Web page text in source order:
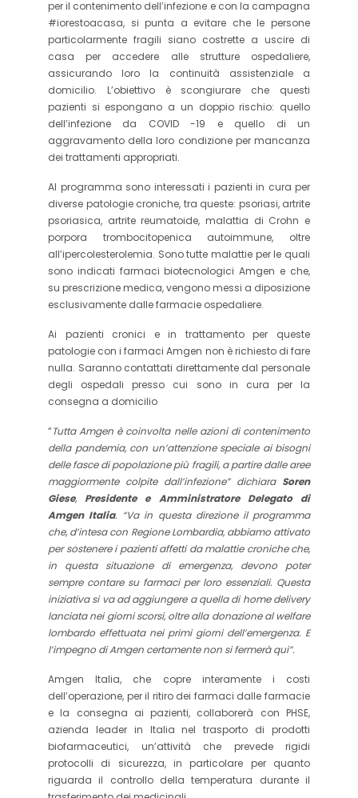
per il contenimento dell’infezione e con la campagna
#iorestoacasa, si punta a evitare che le persone
particolarmente fragili siano costrette a uscire di
casa per accedere alle strutture ospedaliere,
assicurando loro la continuità assistenziale a
domicilio. L’obiettivo è scongiurare che questi
pazienti si espongano a un doppio rischio: quello
dell’infezione da COVID -19 e quello di un
aggravamento della loro condizione per mancanza
dei trattamenti appropriati.
Al programma sono interessati i pazienti in cura per
diverse patologie croniche, tra queste: psoriasi, artrite
psoriasica, artrite reumatoide, malattia di Crohn e
porpora trombocitopenica autoimmune, oltre
all’ipercolesterolemia. Sono tutte malattie per le quali
sono indicati farmaci biotecnologici Amgen e che,
su prescrizione medica, vengono messi a diposizione
esclusivamente dalle farmacie ospedaliere.
Ai pazienti cronici e in trattamento per queste
patologie con i farmaci Amgen non è richiesto di fare
nulla. Saranno contattati direttamente dal personale
degli ospedali presso cui sono in cura per la
consegna a domicilio
“Tutta Amgen è coinvolta nelle azioni di contenimento
della pandemia, con un’attenzione speciale ai bisogni
delle fasce di popolazione più fragili, a partire dalle aree
maggiormente colpite dall’infezione” dichiara Soren
Giese, Presidente e Amministratore Delegato di
Amgen Italia. “Va in questa direzione il programma
che, d’intesa con Regione Lombardia, abbiamo attivato
per sostenere i pazienti affetti da malattie croniche che,
in questa situazione di emergenza, devono poter
sempre contare su farmaci per loro essenziali. Questa
iniziativa si va ad aggiungere a quella di home delivery
lanciata nei giorni scorsi, oltre alla donazione al welfare
lombardo effettuata nei primi giorni dell’emergenza. E
l’impegno di Amgen certamente non si fermerà qui”.
Amgen Italia, che copre interamente i costi
dell’operazione, per il ritiro dei farmaci dalle farmacie
e la consegna ai pazienti, collaborerà con PHSE,
azienda leader in Italia nel trasporto di prodotti
biofarmaceutici, un’attività che prevede rigidi
protocolli di sicurezza, in particolare per quanto
riguarda il controllo della temperatura durante il